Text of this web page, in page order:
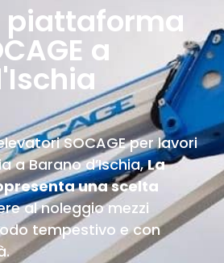
piattaforma
a
SOCAGE per lavori
a Barano d’Ischia,La
una scelta
al noleggio mezzi
tempestivo e con